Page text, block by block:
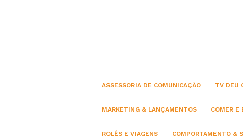
ASSESSORIA DE COMUNICAÇÃO TV DEU
MARKETING & LANÇAMENTOS COMER E
ROLÊS E VIAGENS COMPORTAMENTO &